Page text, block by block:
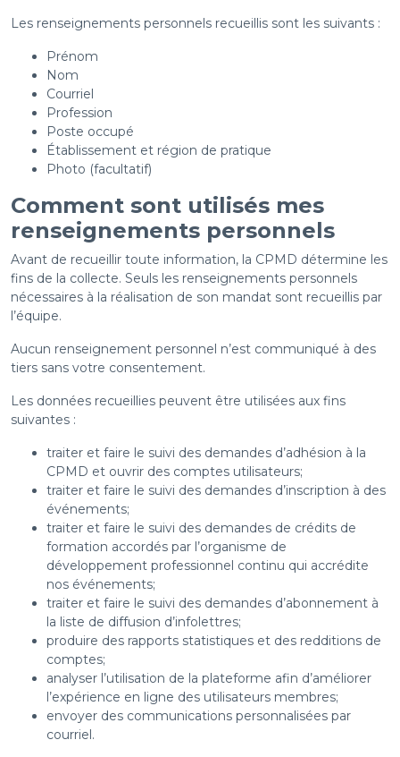
Les renseignements personnels recueillis sont les suivants :
Prénom
Nom
Courriel
Profession
Poste occupé
Établissement et région de pratique
Photo (facultatif)
Comment sont utilisés mes
renseignements personnels
Avant de recueillir toute information, la CPMD détermine les
fins de la collecte. Seuls les renseignements personnels
nécessaires à la réalisation de son mandat sont recueillis par
l’équipe.
Aucun renseignement personnel n’est communiqué à des
tiers sans votre consentement.
Les données recueillies peuvent être utilisées aux fins
suivantes :
traiter et faire le suivi des demandes d’adhésion à la
CPMD et ouvrir des comptes utilisateurs;
traiter et faire le suivi des demandes d’inscription à des
événements;
traiter et faire le suivi des demandes de crédits de
formation accordés par l’organisme de
développement professionnel continu qui accrédite
nos événements;
traiter et faire le suivi des demandes d’abonnement à
la liste de diffusion d’infolettres;
produire des rapports statistiques et des redditions de
comptes;
analyser l’utilisation de la plateforme afin d’améliorer
l’expérience en ligne des utilisateurs membres;
envoyer des communications personnalisées par
courriel.